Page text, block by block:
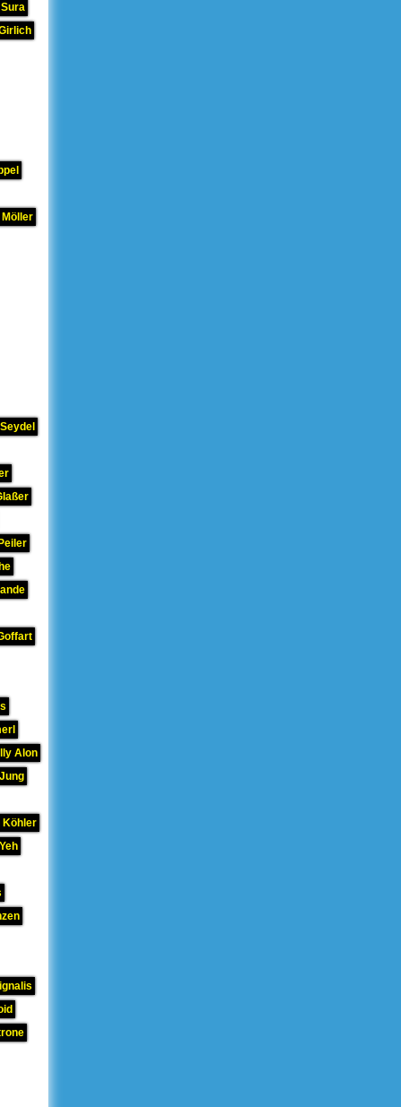
Sura
Möller
Alon
Köhler